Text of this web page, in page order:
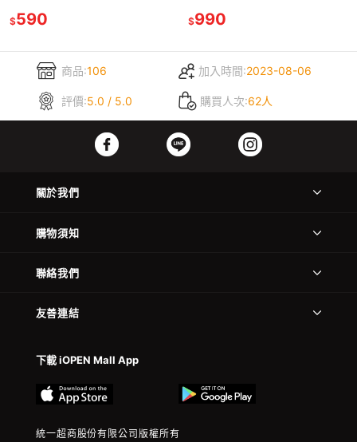
$590 $990
商品:106 加入時間:2023-08-06
評價:5.0 / 5.0 購買人次:62人
關於我們
購物須知
聯絡我們
友善連結
下載 iOPEN Mall App
統一超商股份有限公司版權所有